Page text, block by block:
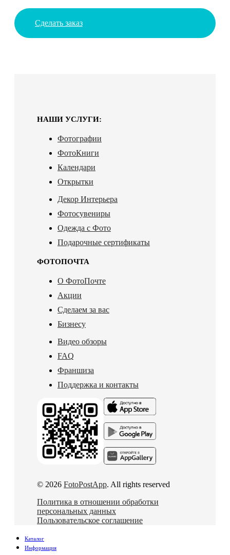
Сделать заказ
НАШИ УСЛУГИ:
Фотографии
ФотоКниги
Календари
Открытки
Декор Интерьера
Фотосувениры
Одежда с Фото
Подарочные сертификаты
ФОТОПОЧТА
О ФотоПочте
Акции
Сделаем за вас
Бизнесу
Видео обзоры
FAQ
Франшиза
Поддержка и контакты
© 2026 FotoPostApp. All rights reserved
Политика в отношении обработки
персональных данных
Пользовательское соглашение
Каталог
Информация